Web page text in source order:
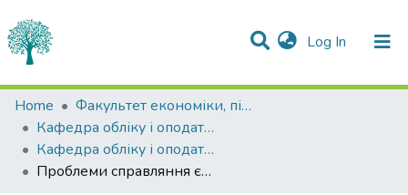
Log In (current)
Statistics
Communities & Collections
All of DSpace
Home
Факультет економіки, підприємництва та інформаційних технологій
Кафедра обліку і оподаткування
Кафедра обліку і оподаткування
Проблеми справляння єдиного податку в Україні та напрями їх вирішення в сучасних умовах